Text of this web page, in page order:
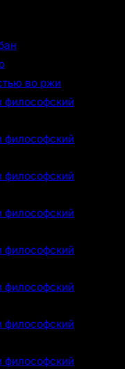
во ржи
философский
философский
философский
философский
философский
философский
философский
философский